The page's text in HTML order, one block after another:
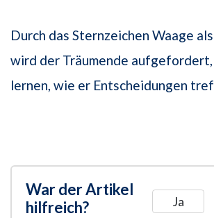
Durch das Sternzeichen Waage
wird der Träumende aufgefordert,
lernen, wie er Entscheidungen
War der Artikel
hilfreich?
Ja